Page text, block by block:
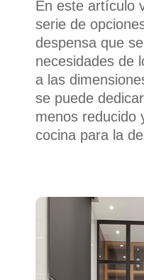
En este artículo
serie de
despensa que
necesidades de
a las
se puede
menos reducido
cocina para la